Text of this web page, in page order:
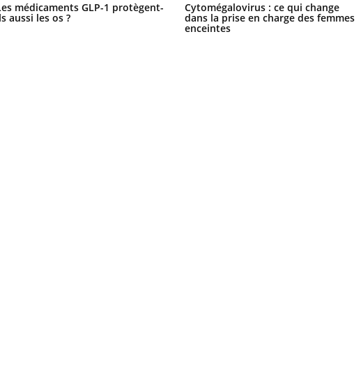
médicaments GLP-1 protègent-
aussi les os ?
Cytomégalovirus : ce qui change
dans la prise en charge des femmes
enceintes